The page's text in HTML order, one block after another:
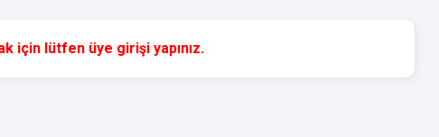
için lütfen üye girişi yapınız.